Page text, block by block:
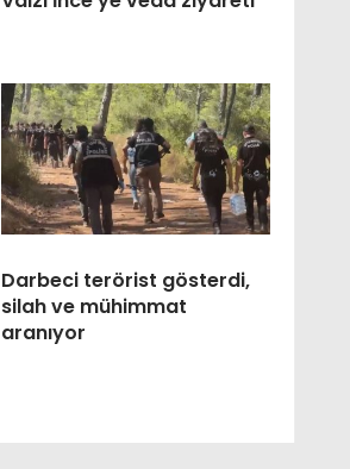
Darbeci terörist gösterdi,
silah ve mühimmat
aranıyor